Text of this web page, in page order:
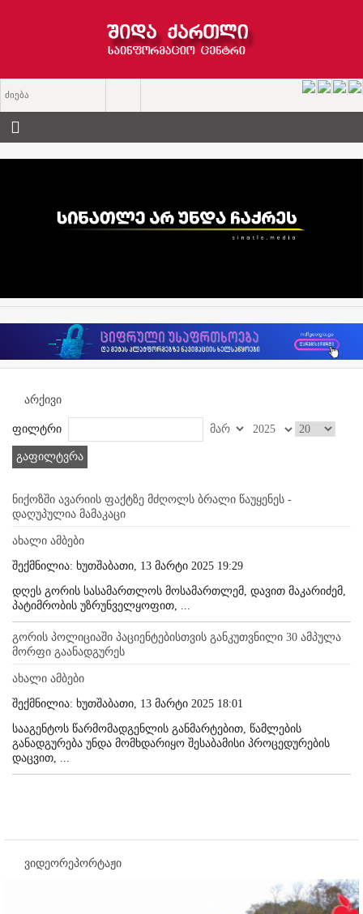
არქივი
ფილტრი
გაფილტვრა
ნიქოზში ავარიის ფაქტზე მძღოლს ბრალი წაუყენეს -
დაღუპულია მამაკაცი
ახალი ამბები
შექმნილია: ხუთშაბათი, 13 მარტი 2025 19:29
დღეს გორის სასამართლოს მოსამართლემ, დავით მაკარიძემ,
პატიმრობის უზრუნველყოფით, ...
გორის პოლიციაში პაციენტებისთვის განკუთვნილი 30 ამპულა
მორფი გაანადგურეს
ახალი ამბები
შექმნილია: ხუთშაბათი, 13 მარტი 2025 18:01
სააგენტოს წარმომადგენლის განმარტებით, წამლების
განადგურება უნდა მომხდარიყო შესაბამისი პროცედურების
დაცვით, ...
ვიდეორეპორტაჟი